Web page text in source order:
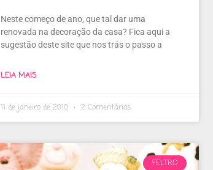
Neste começo de ano, que tal dar uma
renovada na decoração da casa? Fica aqui a
sugestão deste site que nos trás o passo a
LEIA MAIS
11 de janeiro de 2010 2 Comentários
FELTRO